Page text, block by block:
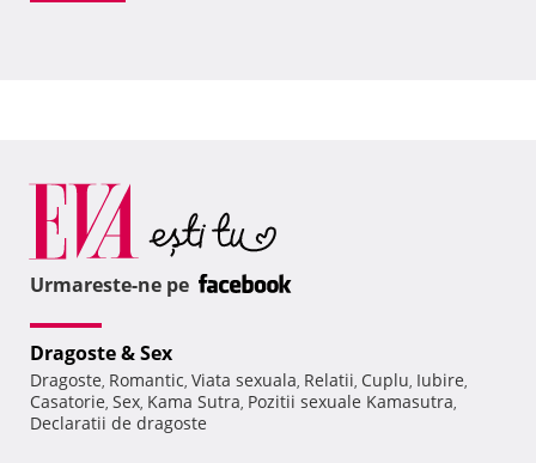
Urmareste-ne pe
Dragoste & Sex
Dragoste, Romantic, Viata sexuala, Relatii, Cuplu, Iubire,
Casatorie, Sex, Kama Sutra, Pozitii sexuale Kamasutra,
Declaratii de dragoste